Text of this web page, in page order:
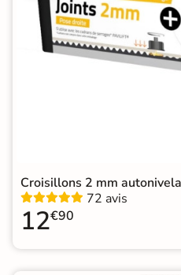
Croisillons 2 mm
72 avis
12€90